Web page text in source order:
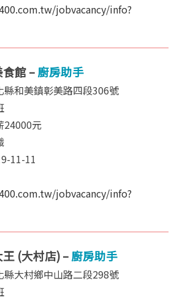
jobvacancy/info?
館 –廚房助手
縣和美鎮彰美路四段306號
24000元
11-11
jobvacancy/info?
(大村店) –廚房助手
縣大村鄉中山路二段298號